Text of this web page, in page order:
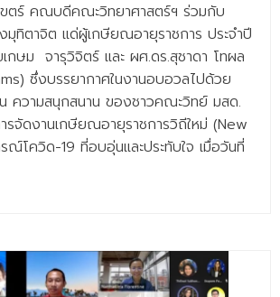
ขตร์ คณบดีคณะวิทยาศาสตร์ฯ ร่วมกับ
มุทิตาจิต แด่ผู้เกษียณอายุราชการ ประจำปี
ษม จารุวิจิตร์ และ ผศ.ดร.สุชาดา โทผล
ซึ่งบรรยากาศในงานอบอวลไปด้วย
ความสนุกสนาน ของชาวคณะวิทย์ มสด.
รจัดงานเกษียณอายุราชการวิถีใหม่ (New
ณ์โควิด-19 ที่อบอุ่นและประทับใจ เมื่อวันที่